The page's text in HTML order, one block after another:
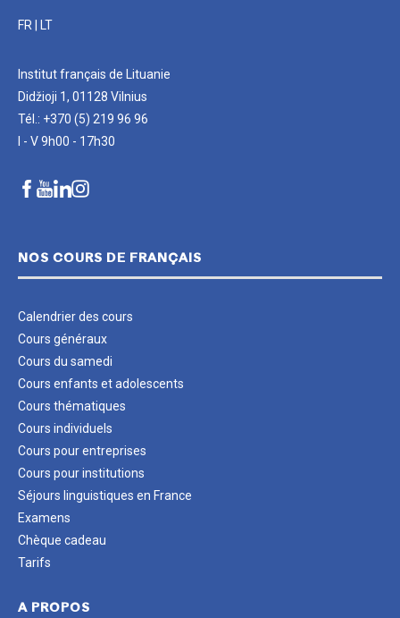
FR LT
Institut français de Lituanie
Didžioji 1, 01128 Vilnius
Tél.: +370 (5) 219 96 96
I - V 9h00 - 17h30
NOS COURS DE FRANÇAIS
Calendrier des cours
Cours généraux
Cours du samedi
Cours enfants et adolescents
Cours thématiques
Cours individuels
Cours pour entreprises
Cours pour institutions
Séjours linguistiques en France
Examens
Chèque cadeau
Tarifs
A PROPOS